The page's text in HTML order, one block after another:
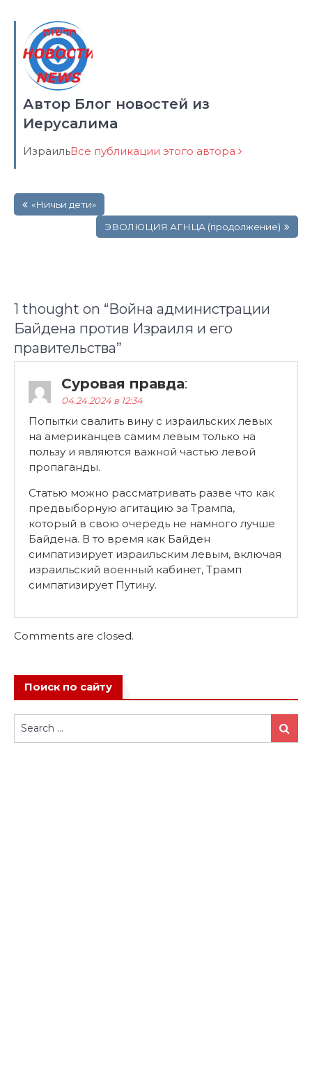
Автор Блог новостей из
Иерусалима
ИзраильВсе публикации этого автора
по «Ничьи дети»
ЭВОЛЮЦИЯ АГНЦА (продолжение)
1 thought on “Война администрации
Байдена против Израиля и его
правительства”
Суровая правда:
04.24.2024 в 12:34
Попытки свалить вину с израильских левых
на американцев самим левым только на
пользу и являются важной частью левой
пропаганды.
Статью можно рассматривать разве что как
предвыборную агитацию за Трампа,
который в свою очередь не намного лучше
Байдена. В то время как Байден
симпатизирует израильским левым, включая
израильский военный кабинет, Трамп
симпатизирует Путину.
Comments are closed.
Поиск по сайту
for:
Search